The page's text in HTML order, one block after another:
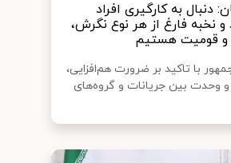
دنبال به کارگیری افراد
و نخبه فارغ از هر نوع نگرش،
قومیت هستیم
با تاکید بر ضرورت هم‌افزایی،
و وحدت بین جریانات و گروه‌های